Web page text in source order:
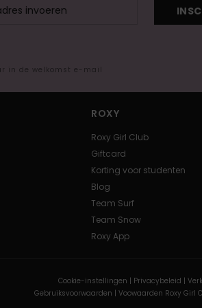
in de welkomst e-mail
ROXY
Roxy Girl Club
Giftcard
Korting voor studenten
Blog
Team Surf
Team Snow
Roxy App
Cookie-instellingen | Privacybeleid |
Gebruiksvoorwaarden | Voowaarden Roxy Girl